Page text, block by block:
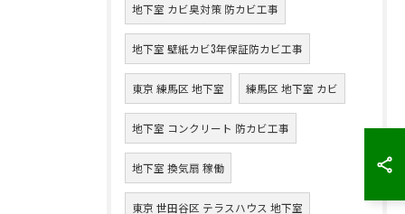
地下室 カビ臭対策 防カビ工事
地下室 壁紙カビ3年保証防カビ工事
東京 練馬区 地下室 練馬区 地下室 カビ
地下室 コンクリート 防カビ工事
地下室 換気扇 稼働
東京 世田谷区 テラスハウス 地下室